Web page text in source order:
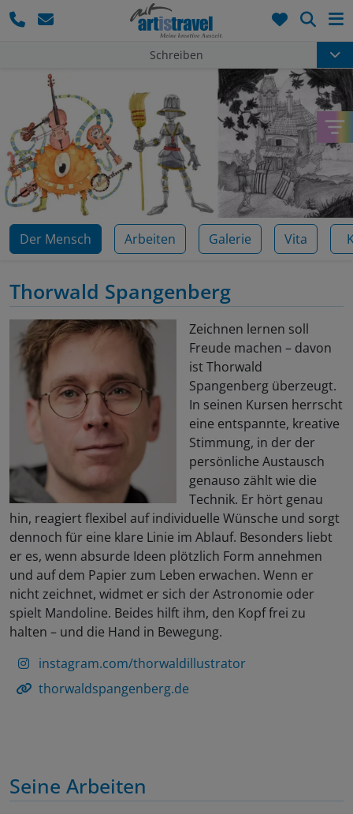
Schreiben
Der Mensch Arbeiten Galerie Vita
Thorwald Spangenberg
Zeichnen lernen soll
Freude machen – davon
ist Thorwald
Spangenberg überzeugt.
In seinen Kursen herrscht
eine entspannte, kreative
Stimmung, in der der
persönliche Austausch
genauso zählt wie die
Technik. Er hört genau
hin, reagiert flexibel auf individuelle Wünsche und sorgt
dennoch für eine klare Linie im Ablauf. Besonders liebt
er es, wenn absurde Ideen plötzlich Form annehmen
und auf dem Papier zum Leben erwachen. Wenn er
nicht zeichnet, widmet er sich der Astronomie oder
spielt Mandoline. Beides hilft ihm, den Kopf frei zu
halten – und die Hand in Bewegung.
instagram.com/thorwaldillustrator
thorwaldspangenberg.de
Seine Arbeiten